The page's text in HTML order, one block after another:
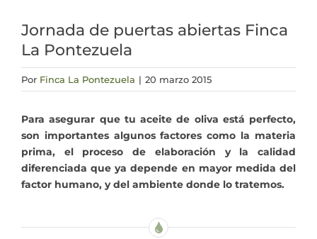
Actualidad
Mi cuenta
Jornada de puertas abiertas Finca
La Pontezuela
Por Finca La Pontezuela | 20 marzo 2015
Para asegurar que tu aceite de oliva está perfecto,
son importantes algunos factores como la materia
prima, el proceso de elaboración y la calidad
diferenciada que ya depende en mayor medida del
factor humano, y del ambiente donde lo tratemos.